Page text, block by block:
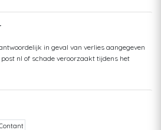
in geval van verlies aangegeven
nl of schade veroorzaakt tijdens het